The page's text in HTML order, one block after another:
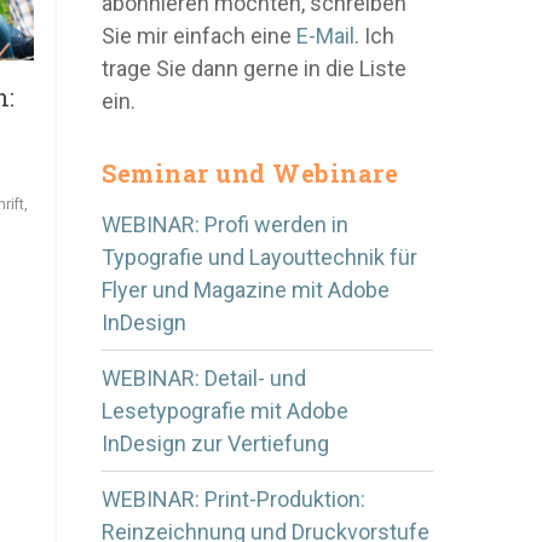
,
Sie mir einfach eine E-Mail . Ich
trage Sie dann gerne in die Liste
ein.
Seminar und Webinare
WEBINAR: Profi werden in
Typografie und Layouttechnik für
Flyer und Magazine mit Adobe
InDesign
WEBINAR: Detail- und
Lesetypografie mit Adobe
InDesign zur Vertiefung
WEBINAR: Print-Produktion:
Reinzeichnung und Druckvorstufe